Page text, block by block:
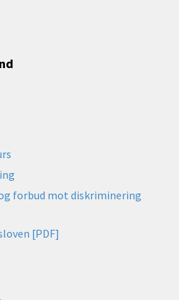
forbud mot diskriminering
[PDF]